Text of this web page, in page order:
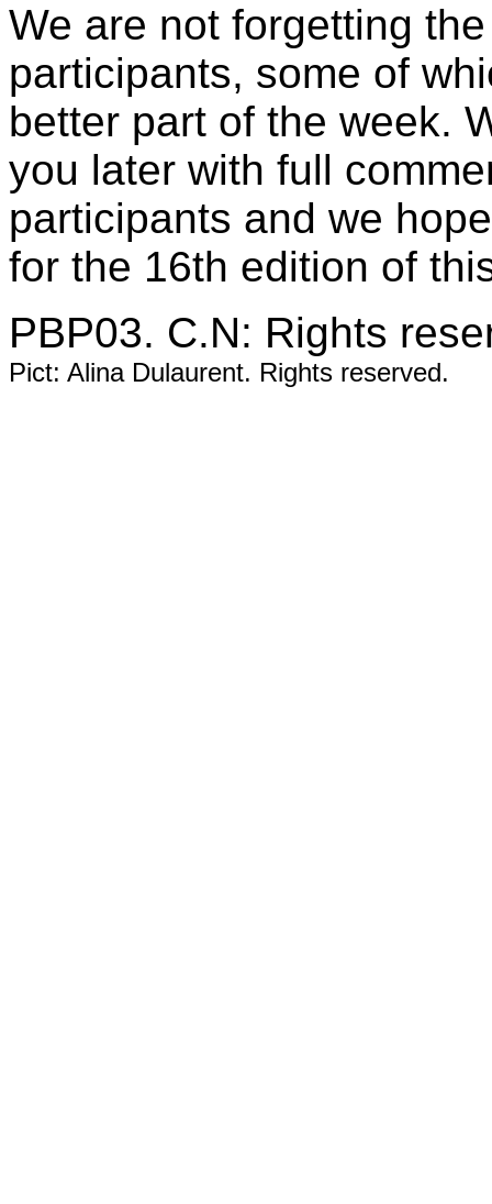
We are not forgetting
participants, some of
better part of the week.
you later with full
participants and we
for the 16th edition of
PBP03. C.N: Rights
Pict: Alina Dulaurent. Rights reserved.